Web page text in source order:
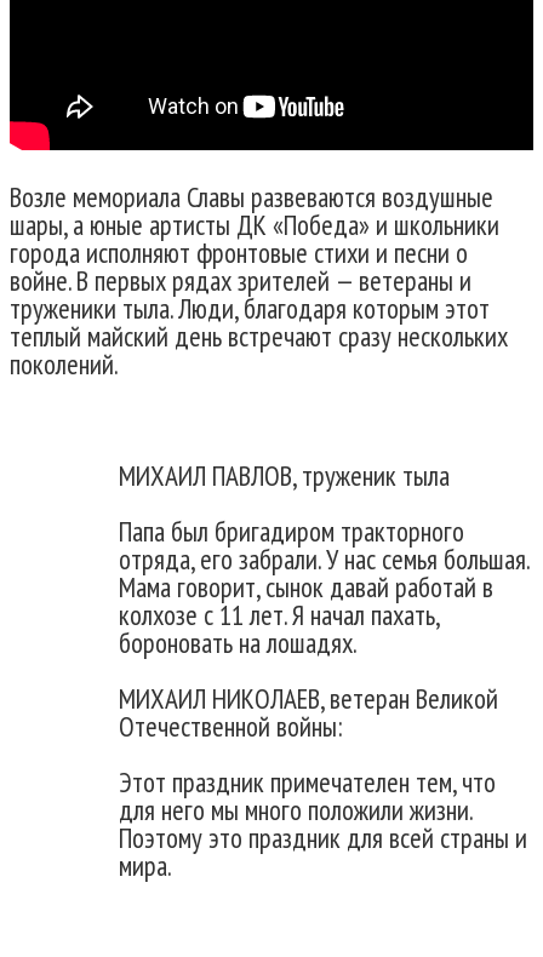
Возле мемориала Славы развеваются воздушные
шары, а юные артисты ДК «Победа» и школьники
города исполняют фронтовые стихи и песни о
войне. В первых рядах зрителей — ветераны и
труженики тыла. Люди, благодаря которым этот
теплый майский день встречают сразу нескольких
поколений.
МИХАИЛ ПАВЛОВ, труженик тыла
Папа был бригадиром тракторного
отряда, его забрали. У нас семья большая.
Мама говорит, сынок давай работай в
колхозе с 11 лет. Я начал пахать,
бороновать на лошадях.
МИХАИЛ НИКОЛАЕВ, ветеран Великой
Отечественной войны:
Этот праздник примечателен тем, что
для него мы много положили жизни.
Поэтому это праздник для всей страны и
мира.